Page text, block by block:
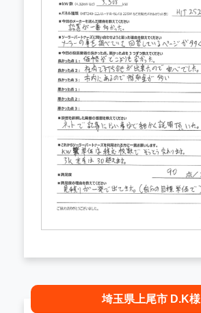
埼玉県上尾市 D.K様